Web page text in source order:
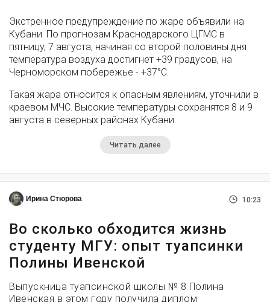
Экстренное предупреждение по жаре объявили на
Кубани. По прогнозам Краснодарского ЦГМС в
пятницу, 7 августа, начиная со второй половины дня
температура воздуха достигнет +39 градусов, на
Черноморском побережье - +37°­С.
Такая жара относится к опасным явлениям, уточнили в
краевом МЧС. Высокие температуры сохранятся 8 и 9
августа в северных районах Кубани.
Читать далее
Ирина Стюрова 10:23
Во сколько обходится жизнь
студенту МГУ: опыт туапсинки
Полины Ивенской
Выпускница туапсинской школы № 8 Полина
Ивенская в этом году получила диплом